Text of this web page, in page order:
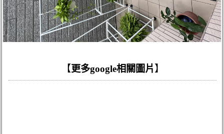
【更多google相關圖片】